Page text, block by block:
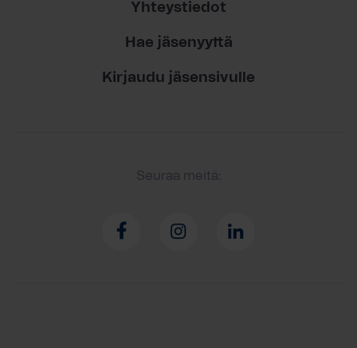
Yhteystiedot
Hae jäsenyyttä
Kirjaudu jäsensivulle
Seuraa meitä: